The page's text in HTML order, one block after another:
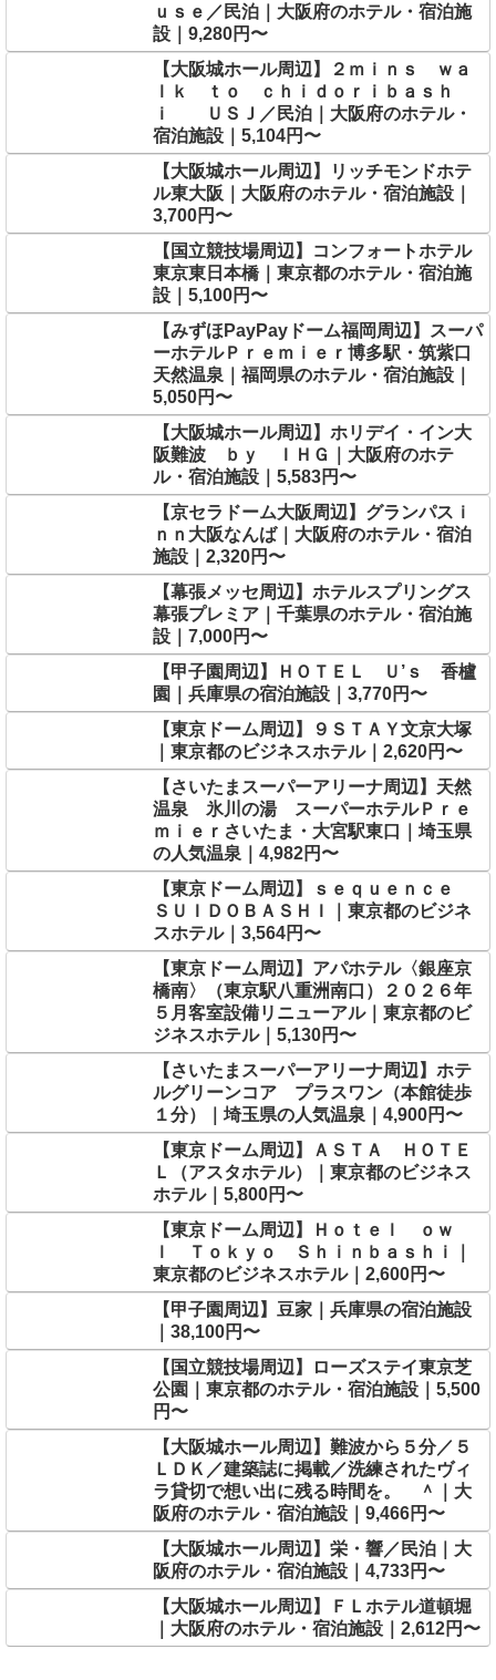
ｕｓｅ／民泊｜大阪府のホテル・宿泊施
設｜9,280円〜
【大阪城ホール周辺】２ｍｉｎｓ ｗａ
ｌｋ ｔｏ ｃｈｉｄｏｒｉｂａｓｈ
ｉ ＵＳＪ／民泊｜大阪府のホテル・
宿泊施設｜5,104円〜
【大阪城ホール周辺】リッチモンドホテ
ル東大阪｜大阪府のホテル・宿泊施設｜
3,700円〜
【国立競技場周辺】コンフォートホテル
東京東日本橋｜東京都のホテル・宿泊施
設｜5,100円〜
【みずほPayPayドーム福岡周辺】スーパ
ーホテルＰｒｅｍｉｅｒ博多駅・筑紫口
天然温泉｜福岡県のホテル・宿泊施設｜
5,050円〜
【大阪城ホール周辺】ホリデイ・イン大
阪難波 ｂｙ ＩＨＧ｜大阪府のホテ
ル・宿泊施設｜5,583円〜
【京セラドーム大阪周辺】グランパスｉ
ｎｎ大阪なんば｜大阪府のホテル・宿泊
施設｜2,320円〜
【幕張メッセ周辺】ホテルスプリングス
幕張プレミア｜千葉県のホテル・宿泊施
設｜7,000円〜
【甲子園周辺】ＨＯＴＥＬ Ｕ’ｓ 香櫨
園｜兵庫県の宿泊施設｜3,770円〜
【東京ドーム周辺】９ＳＴＡＹ文京大塚
｜東京都のビジネスホテル｜2,620円〜
【さいたまスーパーアリーナ周辺】天然
温泉 氷川の湯 スーパーホテルＰｒｅ
ｍｉｅｒさいたま・大宮駅東口｜埼玉県
の人気温泉｜4,982円〜
【東京ドーム周辺】ｓｅｑｕｅｎｃｅ
ＳＵＩＤＯＢＡＳＨＩ｜東京都のビジネ
スホテル｜3,564円〜
【東京ドーム周辺】アパホテル〈銀座京
橋南〉（東京駅八重洲南口）２０２６年
５月客室設備リニューアル｜東京都のビ
ジネスホテル｜5,130円〜
【さいたまスーパーアリーナ周辺】ホテ
ルグリーンコア プラスワン（本館徒歩
１分）｜埼玉県の人気温泉｜4,900円〜
【東京ドーム周辺】ＡＳＴＡ ＨＯＴＥ
Ｌ（アスタホテル）｜東京都のビジネス
ホテル｜5,800円〜
【東京ドーム周辺】Ｈｏｔｅｌ ｏｗ
ｌ Ｔｏｋｙｏ Ｓｈｉｎｂａｓｈｉ｜
東京都のビジネスホテル｜2,600円〜
【甲子園周辺】豆家｜兵庫県の宿泊施設
｜38,100円〜
【国立競技場周辺】ローズステイ東京芝
公園｜東京都のホテル・宿泊施設｜5,500
円〜
【大阪城ホール周辺】難波から５分／５
ＬＤＫ／建築誌に掲載／洗練されたヴィ
ラ貸切で想い出に残る時間を。 ＾｜大
阪府のホテル・宿泊施設｜9,466円〜
【大阪城ホール周辺】栄・響／民泊｜大
阪府のホテル・宿泊施設｜4,733円〜
【大阪城ホール周辺】ＦＬホテル道頓堀
｜大阪府のホテル・宿泊施設｜2,612円〜